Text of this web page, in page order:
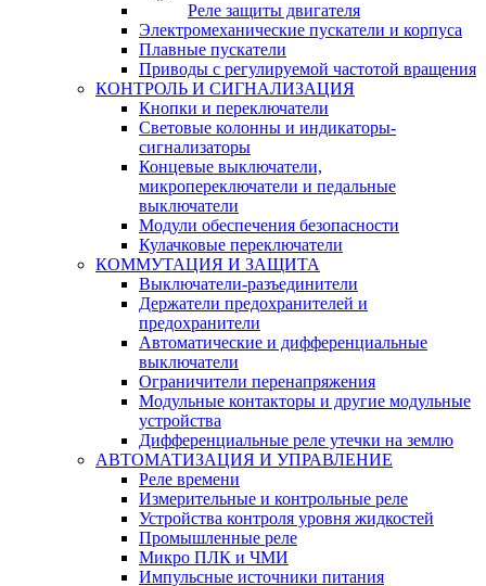
Реле защиты двигателя
Электромеханические пускатели и корпуса
Плавные пускатели
Приводы с регулируемой частотой вращения
КОНТРОЛЬ И СИГНАЛИЗАЦИЯ
Кнопки и переключатели
Световые колонны и индикаторы-
сигнализаторы
Концевые выключатели,
микропереключатели и педальные
выключатели
Модули обеспечения безопасности
Кулачковые переключатели
КОММУТАЦИЯ И ЗАЩИТА
Выключатели-разъединители
Держатели предохранителей и
предохранители
Автоматические и дифференциальные
выключатели
Ограничители перенапряжения
Модульные контакторы и другие модульные
устройства
Дифференциальные реле утечки на землю
АВТОМАТИЗАЦИЯ И УПРАВЛЕНИЕ
Реле времени
Измерительные и контрольные реле
Устройства контроля уровня жидкостей
Промышленные реле
Микро ПЛК и ЧМИ
Импульсные источники питания